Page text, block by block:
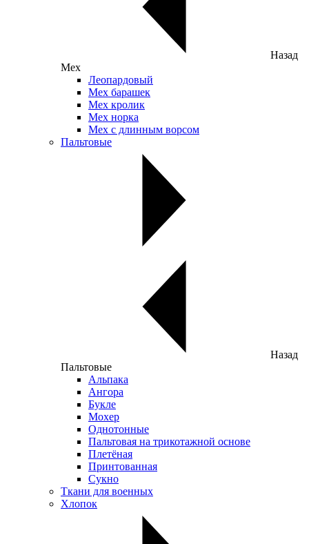
Назад
Мех
Леопардовый
Мех барашек
Мех кролик
Мех норка
Мех с длинным ворсом
Пальтовые
Назад
Пальтовые
Альпака
Ангора
Букле
Мохер
Однотонные
Пальтовая на трикотажной основе
Плетёная
Принтованная
Сукно
Ткани для военных
Хлопок